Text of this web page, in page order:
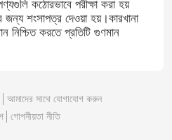
কঠোরভাবে পরীক্ষা করা হয়
জন্য শংসাপত্র দেওয়া হয়।কারখানা
নিশ্চিত করতে প্রতিটি গুণমান
আমাদের সাথে যোগাযোগ করুন
গোপনীয়তা নীতি